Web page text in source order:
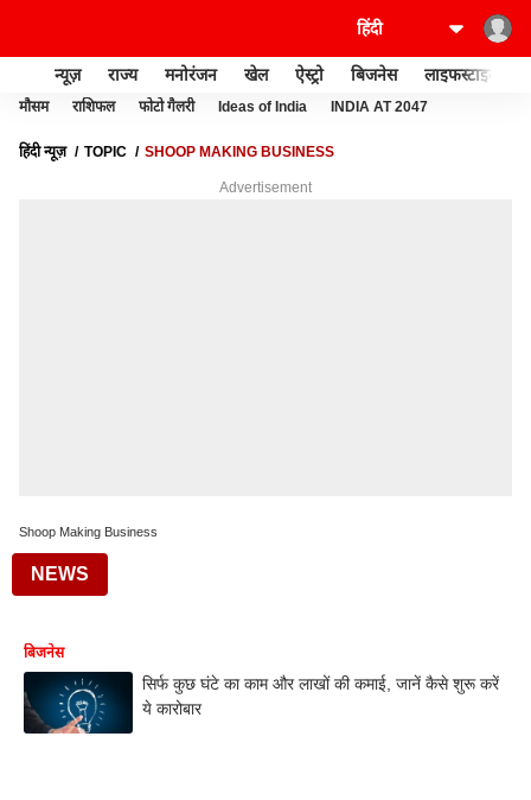
न्यूज़ राज्य मनोरंजन खेल ऐस्ट्रो बिजनेस लाइफस्टाइल
मौसम राशिफल फोटो गैलरी Ideas of India INDIA AT 2047
हिंदी न्यूज़ TOPIC SHOOP MAKING BUSINESS
Advertisement
Shoop Making Business
NEWS
बिजनेस
सिर्फ कुछ घंटे का काम और लाखों की कमाई, जानें कैसे शुरू करें
ये कारोबार